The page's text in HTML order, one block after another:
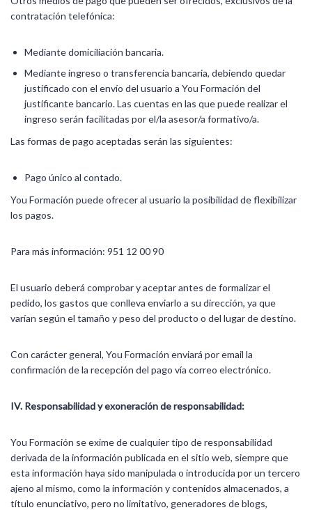
contratación telefónica:
Mediante domiciliación bancaria.
Mediante ingreso o transferencia bancaria, debiendo quedar
justificado con el envío del usuario a You Formación del
justificante bancario. Las cuentas en las que puede realizar el
ingreso serán facilitadas por el/la asesor/a formativo/a.
Las formas de pago aceptadas serán las siguientes:
Pago único al contado.
You Formación puede ofrecer al usuario la posibilidad de flexibilizar
los pagos.
Para más información: 951 12 00 90
El usuario deberá comprobar y aceptar antes de formalizar el
pedido, los gastos que conlleva enviarlo a su dirección, ya que
varían según el tamaño y peso del producto o del lugar de destino.
Con carácter general, You Formación enviará por email la
confirmación de la recepción del pago vía correo electrónico.
IV. Responsabilidad y exoneración de responsabilidad:
You Formación se exime de cualquier tipo de responsabilidad
derivada de la información publicada en el sitio web, siempre que
esta información haya sido manipulada o introducida por un tercero
ajeno al mismo, como la información y contenidos almacenados, a
título enunciativo, pero no limitativo, generadores de blogs,